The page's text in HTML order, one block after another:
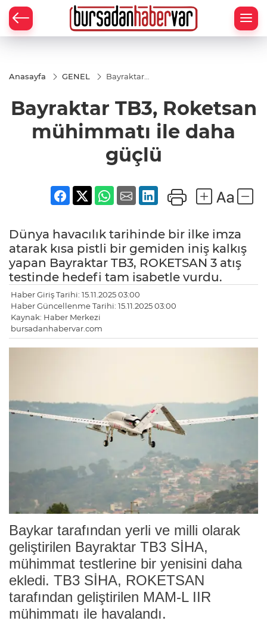
Anasayfa GENEL
Bayraktar
mühimmatı
ile daha
Bayraktar TB3, Roketsan
mühimmatı ile daha
güçlü
Dünya havacılık tarihinde bir ilke imza
atarak kısa pistli bir gemiden iniş kalkış
yapan Bayraktar TB3, ROKETSAN 3 atış
testinde hedefi tam isabetle vurdu.
Haber Giriş Tarihi: 15.11.2025 03:00
Haber Güncellenme Tarihi: 15.11.2025 03:00
Kaynak: Haber Merkezi
bursadanhabervar.com
Baykar tarafından yerli ve milli olarak
geliştirilen Bayraktar TB3 SİHA,
mühimmat testlerine bir yenisini daha
ekledi. TB3 SİHA, ROKETSAN
tarafından geliştirilen MAM-L IIR
mühimmatı ile havalandı.